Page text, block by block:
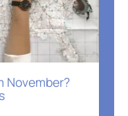
November?